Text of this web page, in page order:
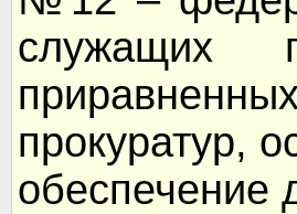
служащих
прокуратур,
обеспечение